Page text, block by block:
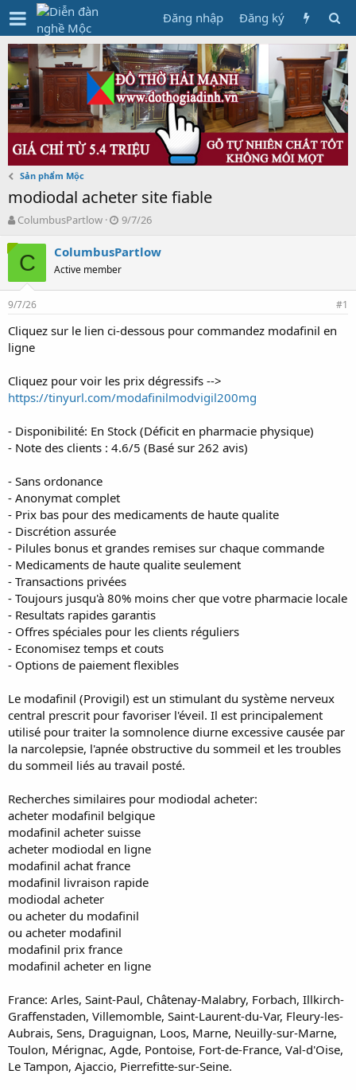
Đăng nhập Đăng ký
Sản phẩm Mộc
modiodal acheter site fiable
T
r
e
d
s
a
r
e
r
ColumbusPartlow
N
à
ử
9/7/26
C ColumbusPartlow
Active member
9/7/26 #1
Cliquez sur le lien ci-dessous pour commandez modafinil en
ligne
Cliquez pour voir les prix dégressifs -->
https://tinyurl.com/modafinilmodvigil200mg
- Disponibilité: En Stock (Déficit en pharmacie physique)
- Note des clients : 4.6/5 (Basé sur 262 avis)
- Sans ordonance
- Anonymat complet
- Prix bas pour des medicaments de haute qualite
- Discrétion assurée
- Pilules bonus et grandes remises sur chaque commande
- Medicaments de haute qualite seulement
- Transactions privées
- Toujours jusqu'à 80% moins cher que votre pharmacie locale
- Resultats rapides garantis
- Offres spéciales pour les clients réguliers
- Economisez temps et couts
- Options de paiement flexibles
Le modafinil (Provigil) est un stimulant du système nerveux
central prescrit pour favoriser l'éveil. Il est principalement
utilisé pour traiter la somnolence diurne excessive causée par
la narcolepsie, l'apnée obstructive du sommeil et les troubles
du sommeil liés au travail posté.
Recherches similaires pour modiodal acheter:
acheter modafinil belgique
modafinil acheter suisse
acheter modiodal en ligne
modafinil achat france
modafinil livraison rapide
modiodal acheter
ou acheter du modafinil
ou acheter modafinil
modafinil prix france
modafinil acheter en ligne
France: Arles, Saint-Paul, Châtenay-Malabry, Forbach, Illkirch-
Graffenstaden, Villemomble, Saint-Laurent-du-Var, Fleury-les-
Aubrais, Sens, Draguignan, Loos, Marne, Neuilly-sur-Marne,
Toulon, Mérignac, Agde, Pontoise, Fort-de-France, Val-d'Oise,
Le Tampon, Ajaccio, Pierrefitte-sur-Seine.